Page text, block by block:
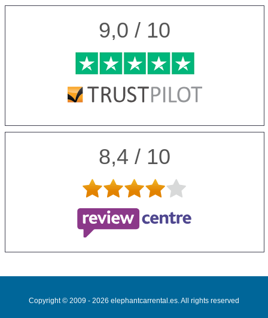
9,0 / 10
8,4 / 10
Copyright © 2009 - 2026 elephantcarrental.es. All rights reserved